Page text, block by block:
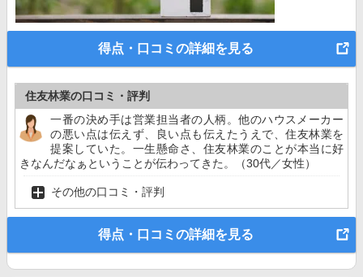
得点・口コミの詳細を見る
住友林業の口コミ・評判
一番の決め手は営業担当者の人柄。他のハウスメーカー
の悪い点は伝えず、良い点も伝えたうえで、住友林業を
提案していた。一生懸命さ、住友林業のことが本当に好
きなんだなぁということが伝わってきた。（30代／女性）
その他の口コミ・評判
得点・口コミの詳細を見る